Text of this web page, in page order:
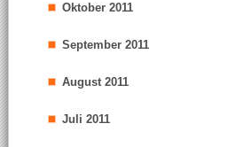
Oktober 2011
September 2011
August 2011
Juli 2011